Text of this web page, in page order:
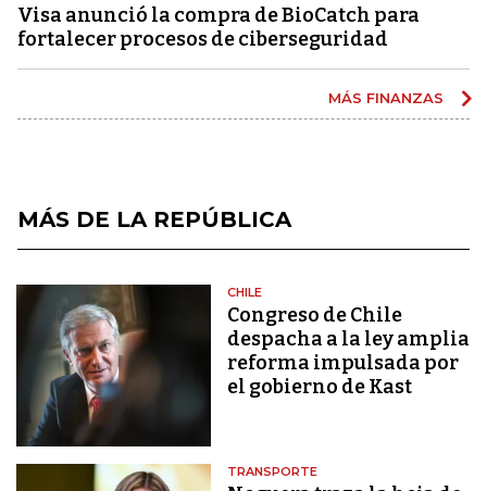
Visa anunció la compra de BioCatch para
fortalecer procesos de ciberseguridad
MÁS FINANZAS
MÁS DE LA REPÚBLICA
CHILE
Congreso de Chile
despacha a la ley amplia
reforma impulsada por
el gobierno de Kast
TRANSPORTE